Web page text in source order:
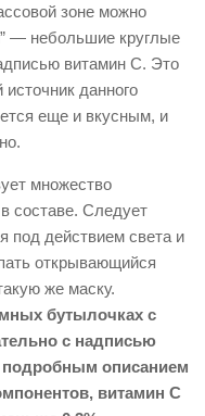
зоне можно
— небольшие круглые
витамин С. Это
данного
еще и вкусным, и
множество
составе. Следует
под действием света и
открывающийся
же маску.
бутылочках с
с надписью
подробным описанием
витамин С